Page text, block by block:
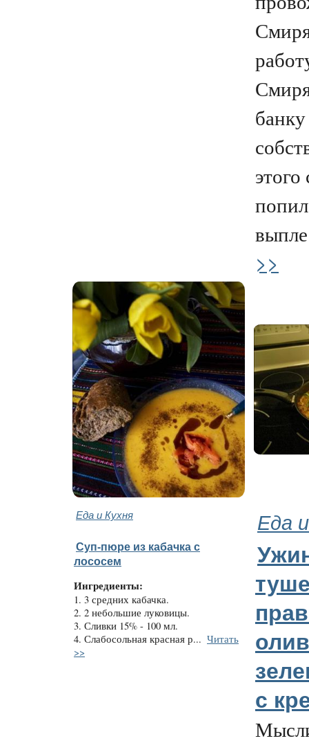
>>
Еда и Кухня Еда
Суп-пюре из кабачка с
лососем
Ингредиенты:
1. 3 средних кабачка.
2. 2 небольшие луковицы.
3. Сливки 15% - 100 мл.
4. Слабосольная красная р... Читать
>>
с